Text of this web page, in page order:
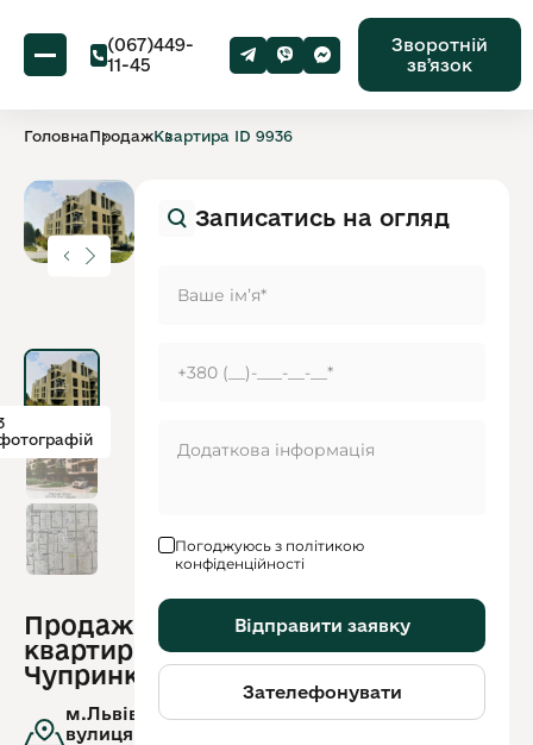
(067)449-
11-45
Зворотній
звʼязок
ГоловнаПродажКвартира ID 9936
Продаж
квартири вул.
Чупринки
м.Львів,
вулиця.Генерала
ID
обʼєкту:
9936
Записатись на огляд
Погоджуюсь з політикою
конфіденційності
Відправити заявку
Зателефонувати